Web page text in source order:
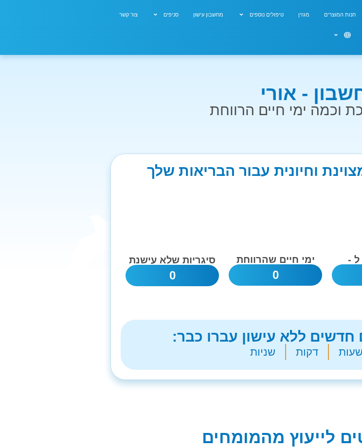
חנות המוצרים מגזין טיפולים נוספים מחשבון עישון סניפים צור קשר
- אורי
וכמה ימי חיים הרווחת
וחיונית עבור הבריאות שלך
ל - ימי חיים שהרווחת
0
סיגריות שלא עישנת
0
ללא עישון עברו כבר:
שעות דקות שניות
לייעוץ מהמומחים